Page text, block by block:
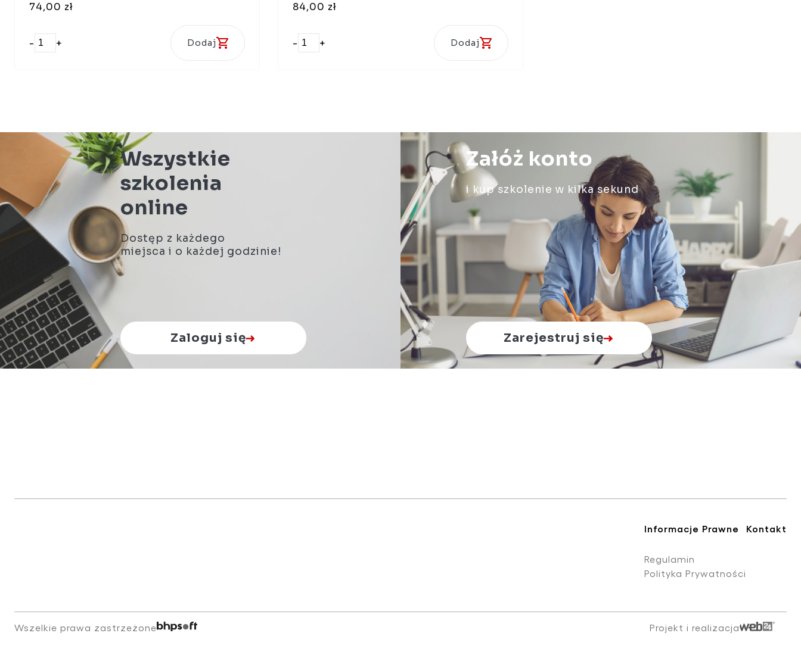
74,00 zł
- + Dodaj
84,00 zł
- + Dodaj
Wszystkie
szkolenia
online
Dostęp z każdego
miejsca i o każdej godzinie!
Zaloguj się
Załóż konto
i kup szkolenie w kilka sekund
Zarejestruj się
Informacje Prawne
Regulamin
Polityka Prywatności
Kontakt
Wszelkie prawa zastrzeżone Projekt i realizacja